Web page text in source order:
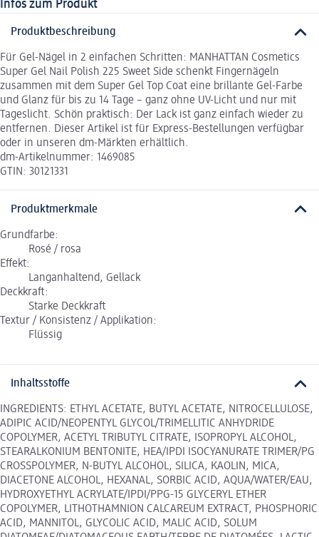
Infos zum Produkt
Produktbeschreibung
Für Gel-Nägel in 2 einfachen Schritten: MANHATTAN Cosmetics
Super Gel Nail Polish 225 Sweet Side schenkt Fingernägeln
zusammen mit dem Super Gel Top Coat eine brillante Gel-Farbe
und Glanz für bis zu 14 Tage – ganz ohne UV-Licht und nur mit
Tageslicht. Schön praktisch: Der Lack ist ganz einfach wieder zu
entfernen. Dieser Artikel ist für Express-Bestellungen verfügbar
oder in unseren dm-Märkten erhältlich.
dm-Artikelnummer: 1469085
GTIN: 30121331
Produktmerkmale
Grundfarbe:
Rosé / rosa
Effekt:
Langanhaltend, Gellack
Deckkraft:
Starke Deckkraft
Textur / Konsistenz / Applikation:
Flüssig
Inhaltsstoffe
INGREDIENTS: ETHYL ACETATE, BUTYL ACETATE, NITROCELLULOSE,
ADIPIC ACID/NEOPENTYL GLYCOL/TRIMELLITIC ANHYDRIDE
COPOLYMER, ACETYL TRIBUTYL CITRATE, ISOPROPYL ALCOHOL,
STEARALKONIUM BENTONITE, HEA/IPDI ISOCYANURATE TRIMER/PG
CROSSPOLYMER, N-BUTYL ALCOHOL, SILICA, KAOLIN, MICA,
DIACETONE ALCOHOL, HEXANAL, SORBIC ACID, AQUA/WATER/EAU,
HYDROXYETHYL ACRYLATE/IPDI/PPG-15 GLYCERYL ETHER
COPOLYMER, LITHOTHAMNION CALCAREUM EXTRACT, PHOSPHORIC
ACID, MANNITOL, GLYCOLIC ACID, MALIC ACID, SOLUM